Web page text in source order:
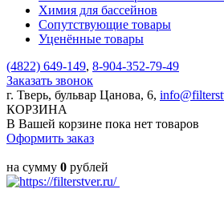
Химия для бассейнов
Сопутствующие товары
Уценённые товары
(4822) 649-149, 8-904-352-79-49
Заказать звонок
г. Тверь, бульвар Цанова, 6,
КОРЗИНА
В Вашей корзине пока нет товаров
Оформить заказ
на сумму 0 рублей